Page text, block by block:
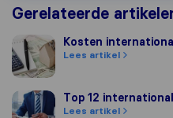
Gerelateerde
Kosten internationaal
Kosten
Lees artikel
Top 12 internationale
Top 12
Lees artikel